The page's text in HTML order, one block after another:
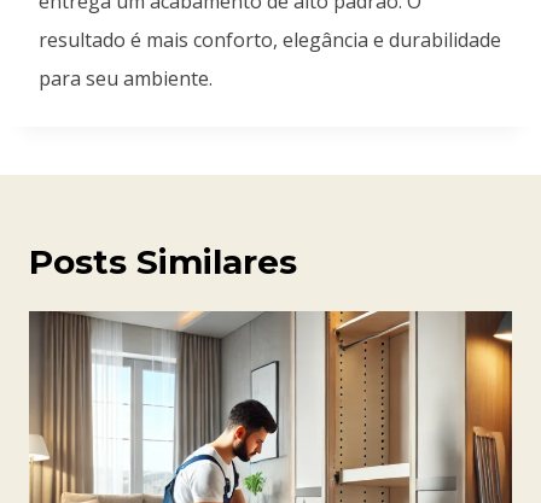
resultado é mais conforto, elegância e durabilidade
para seu ambiente.
Posts Similares